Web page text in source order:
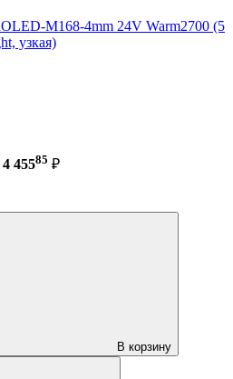
M168-4mm 24V Warm2700 (5
узкая)
4 45585 ₽
В корзину